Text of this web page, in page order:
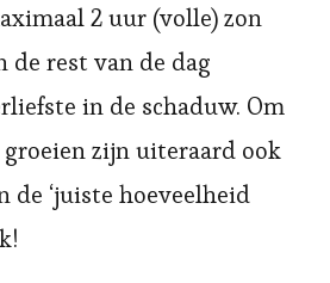
2 uur (volle) zon
de rest van de dag
in de schaduw. Om
zijn uiteraard ook
de ‘juiste hoeveelheid